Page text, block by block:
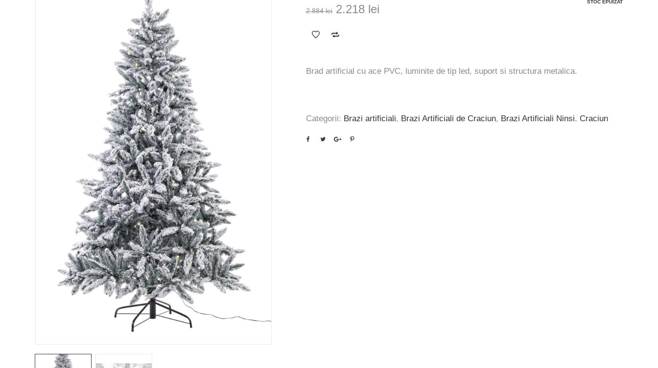
STOC EPUIZAT
2.884lei Prețul
a
2.218 leiPrețul
Brad artificial cu ace PVC, luminite de tip led, suport si structura metalica.
Categorii: Brazi artificiali, Brazi Artificiali de Craciun, Brazi Artificiali Ninsi, Craciun